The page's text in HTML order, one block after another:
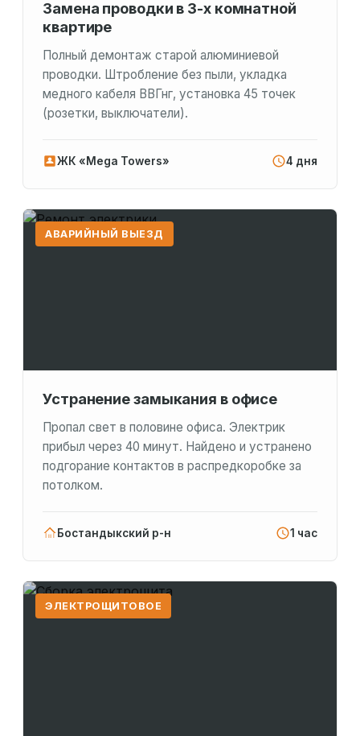
Замена проводки в 3-х комнатной
квартире
Полный демонтаж старой алюминиевой
проводки. Штробление без пыли, укладка
медного кабеля ВВГнг, установка 45 точек
(розетки, выключатели).
ЖК «Mega Towers» 4 дня
АВАРИЙНЫЙ ВЫЕЗД
Устранение замыкания в офисе
Пропал свет в половине офиса. Электрик
прибыл через 40 минут. Найдено и устранено
подгорание контактов в распредкоробке за
потолком.
Бостандыкский р-н 1 час
ЭЛЕКТРОЩИТОВОЕ